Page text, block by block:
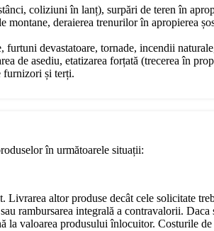
coliziuni în lanț), surpări de teren în
montane, deraierea trenurilor în apropierea
furtuni devastatoare, tornade, incendii
de asediu, etatizarea forțată (trecerea în
furnizori și terți.
în următoarele situații:
Livrarea altor produse decât cele solicitate
rambursarea integrală a contravalorii.
la valoarea produsului înlocuitor. Costurile